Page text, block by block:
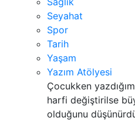
Seyahat
Spor
Tarih
Yaşam
Yazım Atölyesi
Çocukken
harfi değiştirilse
olduğunu